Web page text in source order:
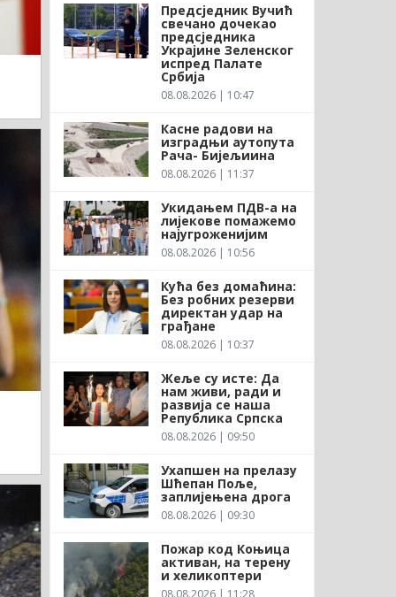
Предсједник Вучић
свечано дочекао
предсједника
Украјине Зеленског
испред Палате
Србија
08.08.2026 | 10:47
Касне радови на
изградњи аутопута
Рача- Бијељиина
08.08.2026 | 11:37
Укидањем ПДВ-а на
лијекове помажемо
најугроженијим
08.08.2026 | 10:56
Кућа без домаћина:
Без робних резерви
директан удар на
грађане
08.08.2026 | 10:37
Жеље су исте: Да
нам живи, ради и
развија се наша
Република Српска
08.08.2026 | 09:50
Ухапшен на прелазу
Шћепан Поље,
заплијењена дрога
08.08.2026 | 09:30
Пожар код Коњица
активан, на терену
и хеликоптери
08.08.2026 | 11:28